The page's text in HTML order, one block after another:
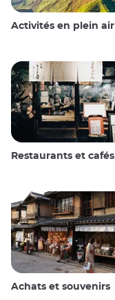
Activités en plein air
Restaurants et cafés
Achats et souvenirs